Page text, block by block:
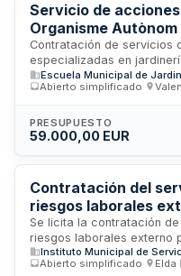
Servicio de
Organisme
Jardins i
Contratación de servicios
especializadas en
Autònom Municipal de
contrato se tramita
Sector Público. La
formativas descritas en el
del organismo contratante.
Escuela Municipal de
Abierto simplificado
PRESUPUESTO
59.000,00 EUR
Contratación del
riesgos laborales
Municipal de
Se licita la contratación
riesgos laborales externo
Servicios Sociales de
de seguridad en el
Instituto Municipal de
Abierto simplificado
Elda